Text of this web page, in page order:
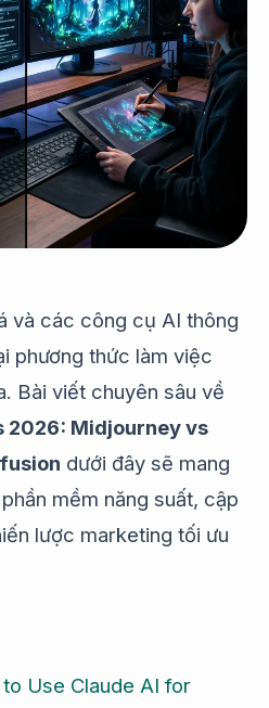
và các công cụ AI thông
phương thức làm việc
Bài viết chuyên sâu về
2026: Midjourney vs
dưới đây sẽ mang
mềm năng suất, cập
lược marketing tối ưu
Use Claude AI for